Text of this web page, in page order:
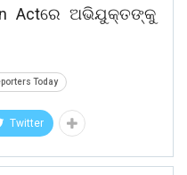
Actରେ ଅଭିଯୁକ୍ତଙ୍କୁ
Today
Twitter